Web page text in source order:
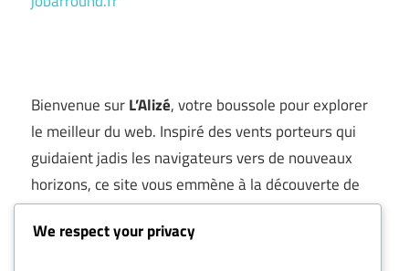
Bienvenue surL’Alizé, votre boussole pour explorer
le meilleur du web. Inspiré des vents porteurs qui
guidaient jadis les navigateurs vers de nouveaux
horizons, ce site vous emmène à la découverte de
bons plans, services utiles et adresses
incontournables.
We respect your privacy